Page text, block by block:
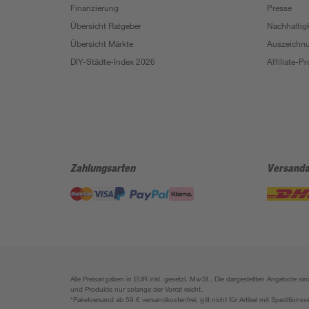
Finanzierung
Übersicht Ratgeber
Übersicht Märkte
DIY-Städte-Index 2026
Presse
Affiliate-
Zahlungsarten
Alle Preisangaben in EUR inkl. gesetzl. MwSt.. Die dargestellten Angebote
und Produkte nur solange der Vorrat reicht.
*Paketversand ab 59 € versandkostenfrei, gilt nicht für Artikel mit